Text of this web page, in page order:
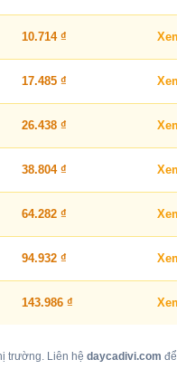
10.714 ₫
17.485 ₫
26.438 ₫
38.804 ₫
64.282 ₫
94.932 ₫
143.986 ₫
trường. Liên hệ daycadivi.com để